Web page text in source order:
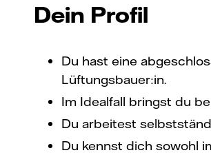
Dein Profil
Du hast eine
Lüftungsbauer:in.
Im Idealfall bringst du
Du arbeitest
Du kennst dich sowohl